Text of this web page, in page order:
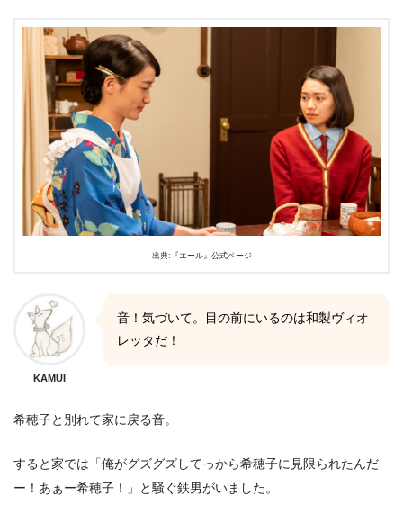
出典:『エール』公式ページ
KAMUI
音！気づいて。目の前にいるのは和製ヴィオ
レッタだ！
希穂子と別れて家に戻る音。
すると家では「俺がグズグズしてっから希穂子に見限られたんだ
ー！あぁー希穂子！」と騒ぐ鉄男がいました。